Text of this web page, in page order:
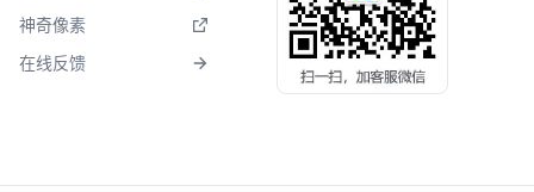
神奇像素
在线反馈